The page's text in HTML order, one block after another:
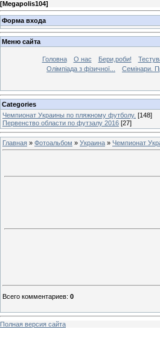
[Megapolis104]
Форма входа
Меню сайта
Головна О нас Бери,роби!
Олімпіада з фізичної...
Семінари.
Categories
Чемпионат Украины по пляжному футболу. [148]
Первенство области по футзалу 2016 [27]
Главная » Фотоальбом » Украина » Чемпионат
Всего комментариев: 0
Полная версия сайта